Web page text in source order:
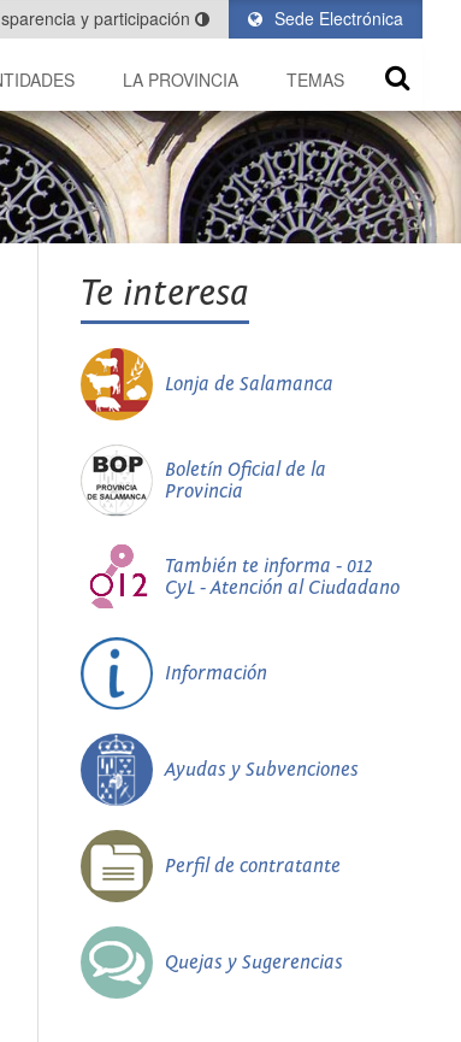
Sede Electrónica
y participación
LA PROVINCIA TEMAS
Te interesa
Lonja de Salamanca
Boletín Oficial de la
Provincia
También te informa - 012
CyL - Atención al Ciudadano
Información
Ayudas y Subvenciones
Perfil de contratante
Quejas y Sugerencias